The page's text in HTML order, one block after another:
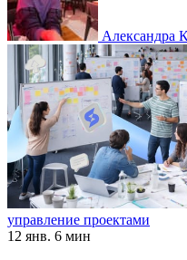
Александра
управление проектами
12 янв. 6 мин